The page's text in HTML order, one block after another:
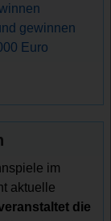
gewinnen
Euro
im
aktuelle
die